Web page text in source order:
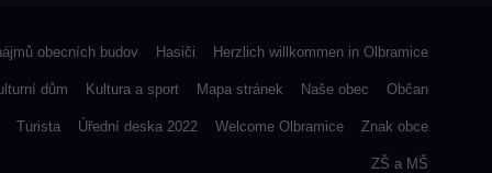
obecních budov Hasiči Herzlich willkommen in Olbramice
dům Kultura a sport Mapa stránek Naše obec Občan
Turista Úřední deska 2022 Welcome Olbramice Znak obce
ZŠ a MŠ